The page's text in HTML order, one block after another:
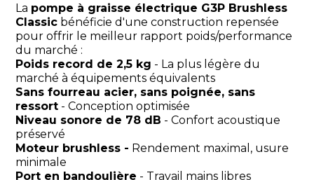
La pompe à graisse électrique G3P Brushless
Classic bénéficie d'une construction repensée
pour offrir le meilleur rapport poids/performance
du marché :
Poids record de 2,5 kg - La plus légère du
marché à équipements équivalents
Sans fourreau acier, sans poignée, sans
ressort - Conception optimisée
Niveau sonore de 78 dB - Confort acoustique
préservé
Moteur brushless - Rendement maximal, usure
minimale
Port en bandoulière - Travail mains libres